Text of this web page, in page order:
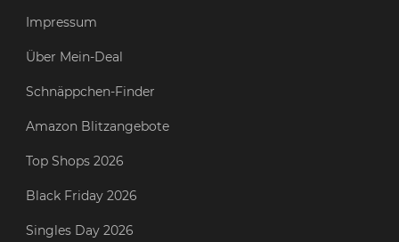
Impressum
Über Mein-Deal
Schnäppchen-Finder
Amazon Blitzangebote
Top Shops 2026
Black Friday 2026
Singles Day 2026